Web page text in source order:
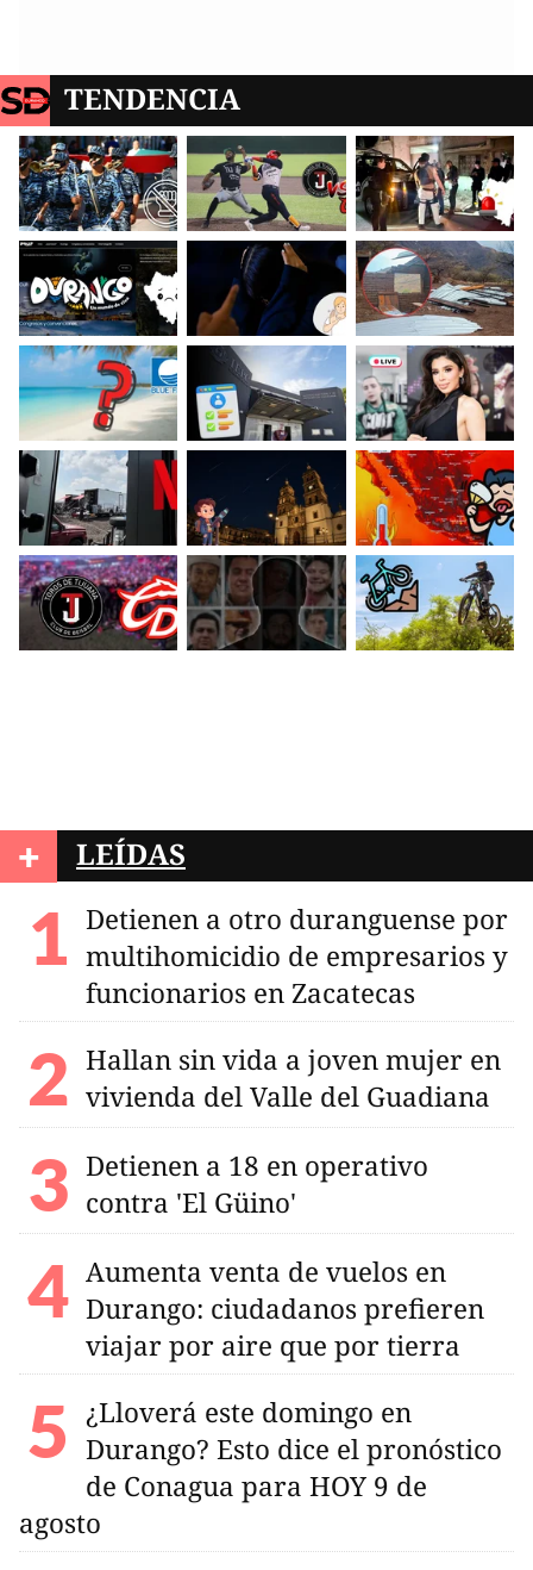
TENDENCIA
+ LEÍDAS
Detienen a otro duranguense por
multihomicidio de empresarios y
funcionarios en Zacatecas
Hallan sin vida a joven mujer en
vivienda del Valle del Guadiana
Detienen a 18 en operativo
contra 'El Güino'
Aumenta venta de vuelos en
Durango: ciudadanos prefieren
viajar por aire que por tierra
¿Lloverá este domingo en
Durango? Esto dice el pronóstico
de Conagua para HOY 9 de
agosto